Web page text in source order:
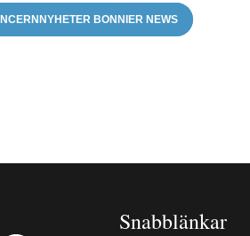
BONNIER NEWS
Snabblänkar